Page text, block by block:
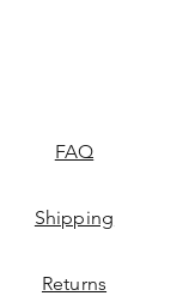
FAQ
Shipping
Returns